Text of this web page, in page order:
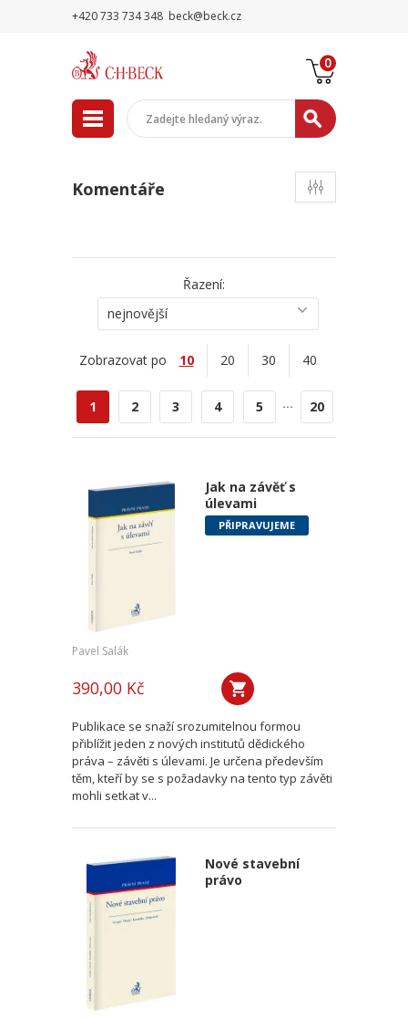
+420 733 734 348 beck@beck.cz
0
Komentáře
Řazení:
nejnovější
Zobrazovat po 10 20 30 40
1 2 3 4 5 ... 20
Jak na závěť s
úlevami
PŘIPRAVUJEME
Pavel Salák
390,00 Kč
Publikace se snaží srozumitelnou formou
přiblížit jeden z nových institutů dědického
práva – závěti s úlevami. Je určena především
těm, kteří by se s požadavky na tento typ závěti
mohli setkat v...
Nové stavební
právo